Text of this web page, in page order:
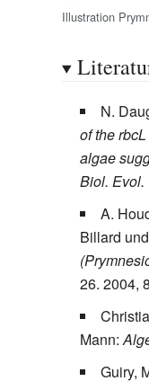
Illustration
N.
of the
algae
Biol. Evol.
A.
Billard
26. 2004,
Mann:
Guiry,